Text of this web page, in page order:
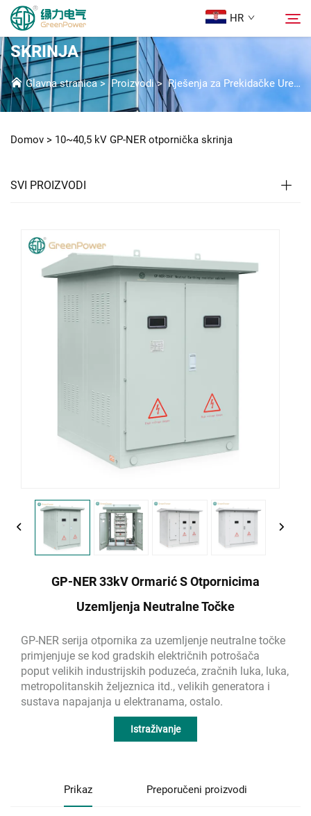
HR
Proizvodi
Preuzmi
Kontaktiraj nas
10~40,5 KV GP-NER OTPORNIČKA
SKRINJA
Glavna stranica> Proizvodi>Rješenja za Prekidačke Uredaje Visokog Napona
Domov > 10~40,5 kV GP-NER otpornička skrinja
SVI PROIZVODI
GP-NER 33kV Ormarić S Otpornicima
Uzemljenja Neutralne Točke
GP-NER serija otpornika za uzemljenje neutralne točke
primjenjuje se kod gradskih električnih potrošača
poput velikih industrijskih poduzeća, zračnih luka, luka,
metropolitanskih željeznica itd., velikih generatora i
sustava napajanja u elektranama, ostalo.
Istraživanje
Prikaz Preporučeni proizvodi